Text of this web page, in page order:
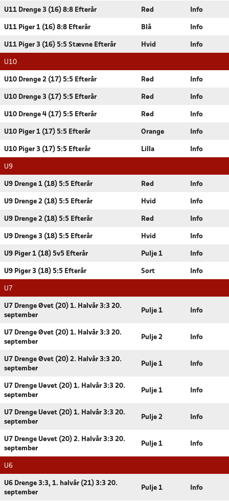
U11 Drenge 3 (16) 8:8 Efterår Rød Info
U11 Piger 1 (16) 8:8 Efterår Blå Info
U11 Piger 3 (16) 5:5 Stævne Efterår Hvid Info
U10
U10 Drenge 2 (17) 5:5 Efterår Rød Info
U10 Drenge 3 (17) 5:5 Efterår Rød Info
U10 Drenge 4 (17) 5:5 Efterår Rød Info
U10 Piger 1 (17) 5:5 Efterår Orange Info
U10 Piger 3 (17) 5:5 Efterår Lilla Info
U9
U9 Drenge 1 (18) 5:5 Efterår Rød Info
U9 Drenge 2 (18) 5:5 Efterår Hvid Info
U9 Drenge 2 (18) 5:5 Efterår Rød Info
U9 Drenge 3 (18) 5:5 Efterår Hvid Info
U9 Piger 1 (18) 5v5 Efterår Pulje 1 Info
U9 Piger 3 (18) 5:5 Efterår Sort Info
U7
U7 Drenge Øvet (20) 1. Halvår 3:3 20.
september
Pulje 1 Info
U7 Drenge Øvet (20) 1. Halvår 3:3 20.
september
Pulje 2 Info
U7 Drenge Øvet (20) 2. Halvår 3:3 20.
september
Pulje 1 Info
U7 Drenge Uøvet (20) 1. Halvår 3:3 20.
september
Pulje 1 Info
U7 Drenge Uøvet (20) 1. Halvår 3:3 20.
september
Pulje 2 Info
U7 Drenge Uøvet (20) 2. Halvår 3:3 20.
september
Pulje 1 Info
U6
U6 Drenge 3:3, 1. halvår (21) 3:3 20.
september
Pulje 1 Info